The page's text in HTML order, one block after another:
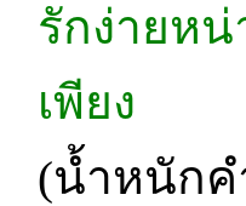
รักง่ายหน่
เพียง
(น้ำหนักค